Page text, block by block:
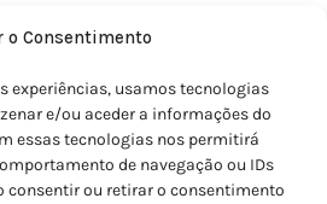
o Consentimento
experiências, usamos tecnologias
e/ou aceder a informações do
essas tecnologias nos permitirá
de navegação ou IDs
consentir ou retirar o consentimento
DESDE 1902